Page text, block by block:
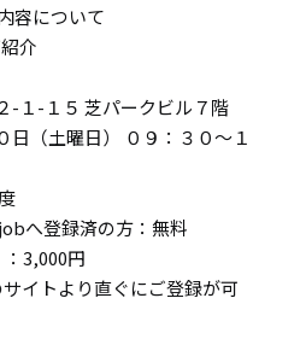
容について
介
-１-１５ 芝パークビル７階
日（土曜日） ０９：３０～１
へ登録済の方：無料
円
イトより直ぐにご登録が可